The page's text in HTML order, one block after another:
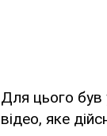
Для цього був
відео, яке